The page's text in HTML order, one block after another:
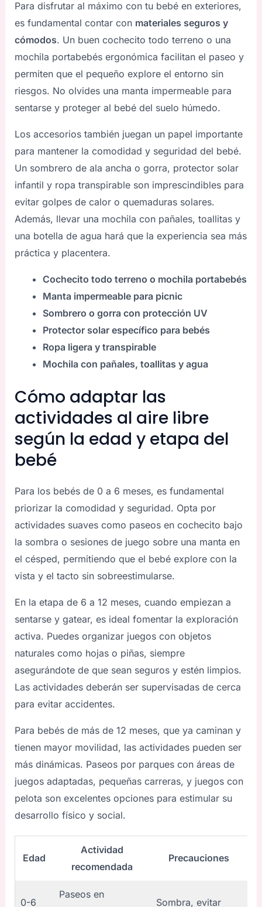
Para disfrutar al máximo con tu bebé en exteriores,
es fundamental contar con materiales seguros y
cómodos. Un buen cochecito todo terreno o una
mochila portabebés ergonómica facilitan el paseo y
permiten que el pequeño explore el entorno sin
riesgos. No olvides una manta impermeable para
sentarse y proteger al bebé del suelo húmedo.
Los accesorios también juegan un papel importante
para mantener la comodidad y seguridad del bebé.
Un sombrero de ala ancha o gorra, protector solar
infantil y ropa transpirable son imprescindibles para
evitar golpes de calor o quemaduras solares.
Además, llevar una mochila con pañales, toallitas y
una botella de agua hará que la experiencia sea más
práctica y placentera.
Cochecito todo terreno o mochila portabebés
Manta impermeable para picnic
Sombrero o gorra con protección UV
Protector solar específico para bebés
Ropa ligera y transpirable
Mochila con pañales, toallitas y agua
Cómo adaptar las
actividades al aire libre
según la edad y etapa del
bebé
Para los bebés de 0 a 6 meses, es fundamental
priorizar la comodidad y seguridad. Opta por
actividades suaves como paseos en cochecito bajo
la sombra o sesiones de juego sobre una manta en
el césped, permitiendo que el bebé explore con la
vista y el tacto sin sobreestimularse.
En la etapa de 6 a 12 meses, cuando empiezan a
sentarse y gatear, es ideal fomentar la exploración
activa. Puedes organizar juegos con objetos
naturales como hojas o piñas, siempre
asegurándote de que sean seguros y estén limpios.
Las actividades deberán ser supervisadas de cerca
para evitar accidentes.
Para bebés de más de 12 meses, que ya caminan y
tienen mayor movilidad, las actividades pueden ser
más dinámicas. Paseos por parques con áreas de
juegos adaptadas, pequeñas carreras, y juegos con
pelota son excelentes opciones para estimular su
desarrollo físico y social.
Edad
Actividad
recomendada
Precauciones
0-6
Paseos en
Sombra, evitar